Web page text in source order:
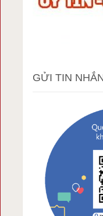
GỬI TIN